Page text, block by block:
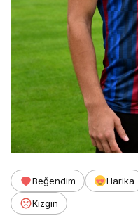
Beğendim Harika
Kızgın